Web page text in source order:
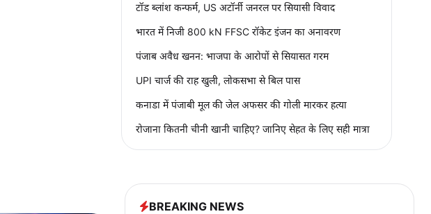
टॉड ब्लांश कन्फर्म, US अटॉर्नी जनरल पर सियासी विवाद
भारत में निजी 800 kN FFSC रॉकेट इंजन का अनावरण
पंजाब अवैध खनन: भाजपा के आरोपों से सियासत गरम
UPI चार्ज की राह खुली, लोकसभा से बिल पास
कनाडा में पंजाबी मूल की जेल अफसर की गोली मारकर हत्या
रोजाना कितनी चीनी खानी चाहिए? जानिए सेहत के लिए सही मात्रा
BREAKING NEWS